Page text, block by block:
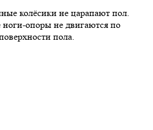
колёсики не царапают пол.
ноги-опоры не двигаются по
пола.